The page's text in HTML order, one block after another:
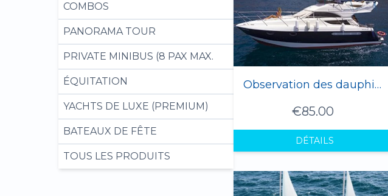
COMBOS
PANORAMA TOUR
PRIVATE MINIBUS (8 PAX MAX.
ÉQUITATION
YACHTS DE LUXE (PREMIUM)
BATEAUX DE FÊTE
TOUS LES PRODUITS
Observation des dauphins et des baleines sur yacht de luxe (max. 10 personnes) "ERNY 1"
€85.00
DÉTAILS